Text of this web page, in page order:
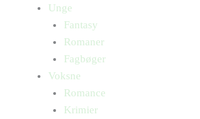
Unge
Fantasy
Romaner
Fagbøger
Voksne
Romance
Krimier